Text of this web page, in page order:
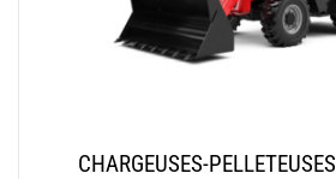
CHARGEUSES-PELLETEUSES